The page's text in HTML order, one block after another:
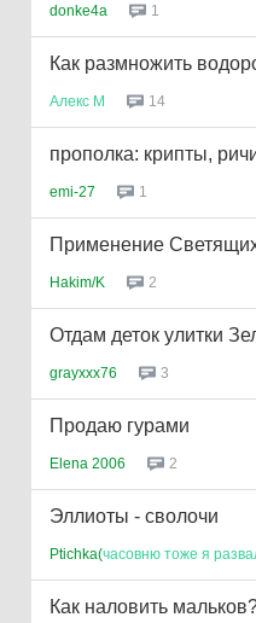
donke4a 1
Как размножить
Алекс М 14
прополка: крипты,
emi-27 1
Применение
Hakim/K 2
Отдам деток улитки
grayxxx76 3
Продаю гурами
Elena 2006 2
Эллиоты - сволочи
Ptichka(часовню тоже я
Как наловить